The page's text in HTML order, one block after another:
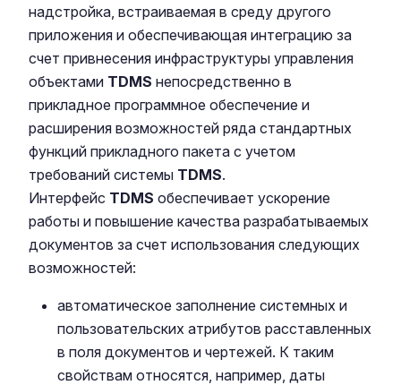
надстройка, встраиваемая в среду другого
приложения и обеспечивающая интеграцию за
счет привнесения инфраструктуры управления
объектами TDMS непосредственно в
прикладное программное обеспечение и
расширения возможностей ряда стандартных
функций прикладного пакета с учетом
требований системы TDMS.
Интерфейс TDMS обеспечивает ускорение
работы и повышение качества разрабатываемых
документов за счет использования следующих
возможностей:
автоматическое заполнение системных и
пользовательских атрибутов расставленных
в поля документов и чертежей. К таким
свойствам относятся, например, даты